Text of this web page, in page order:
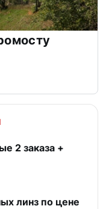
2 заказа +
линз по цене